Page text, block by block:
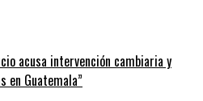
acusa intervención cambiaria y
en Guatemala”